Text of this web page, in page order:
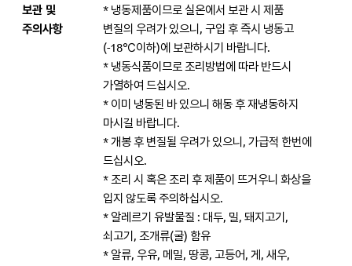
보관 및
주의사항
* 냉동제품이므로 실온에서 보관 시 제품
변질의 우려가 있으니, 구입 후 즉시 냉동고
(-18℃이하)에 보관하시기 바랍니다.
* 냉동식품이므로 조리방법에 따라 반드시
가열하여 드십시오.
* 이미 냉동된 바 있으니 해동 후 재냉동하지
마시길 바랍니다.
* 개봉 후 변질될 우려가 있으니, 가급적 한번에
드십시오.
* 조리 시 혹은 조리 후 제품이 뜨거우니 화상을
입지 않도록 주의하십시오.
* 알레르기 유발물질 : 대두, 밀, 돼지고기,
쇠고기, 조개류(굴) 함유
* 알류, 우유, 메밀, 땅콩, 고등어, 게, 새우,